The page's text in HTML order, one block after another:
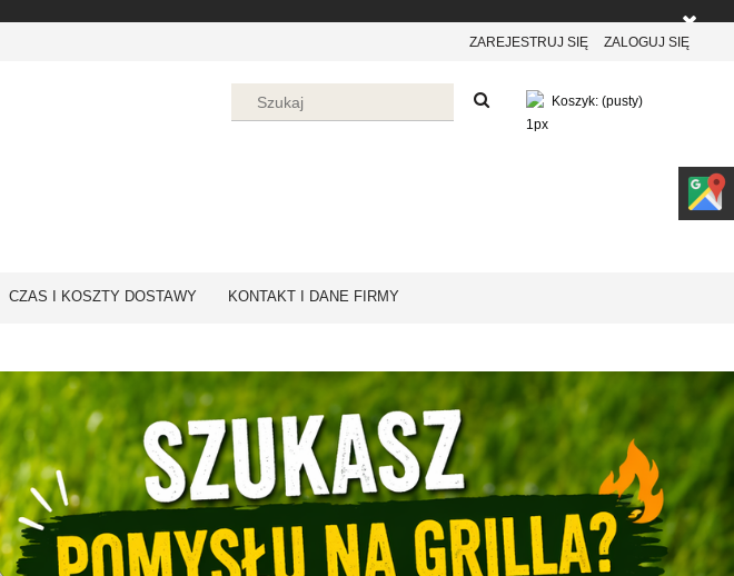
ZAREJESTRUJ SIĘ ZALOGUJ SIĘ
Koszyk: (pusty)
CZAS I KOSZTY DOSTAWY KONTAKT I DANE FIRMY